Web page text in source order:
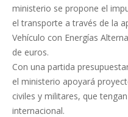
ministerio se propone el
el transporte a través de la
Vehículo con Energías
de euros.
Con una partida
el ministerio apoyará
civiles y militares, que
internacional.